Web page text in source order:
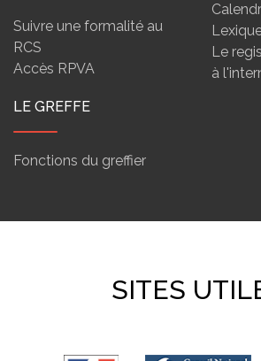
Suivre une formalité au
RCS
Accès RPVA
Le
à
LE GREFFE
Fonctions du greffier
SITES